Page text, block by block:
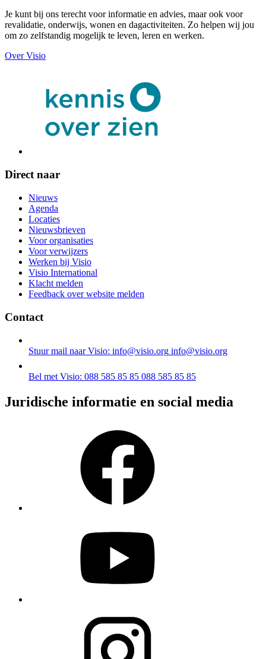
Je kunt bij ons terecht voor informatie en advies, maar ook voor
revalidatie, onderwijs, wonen en dagactiviteiten. Zo helpen wij jou
om zo zelfstandig mogelijk te leven, leren en werken.
Over Visio
Direct naar
Nieuws
Agenda
Locaties
Nieuwsbrieven
Voor organisaties
Voor verwijzers
Werken bij Visio
Visio International
Klacht melden
Feedback over website melden
Contact
Stuur mail naar Visio: info@visio.org info@visio.org
Bel met Visio: 088 585 85 85 088 585 85 85
Juridische informatie en social media